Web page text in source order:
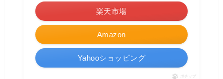
Amazon
楽天市場
Yahooショッピング
ポチップ